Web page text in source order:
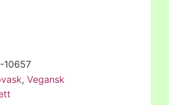
10657
,Vegansk